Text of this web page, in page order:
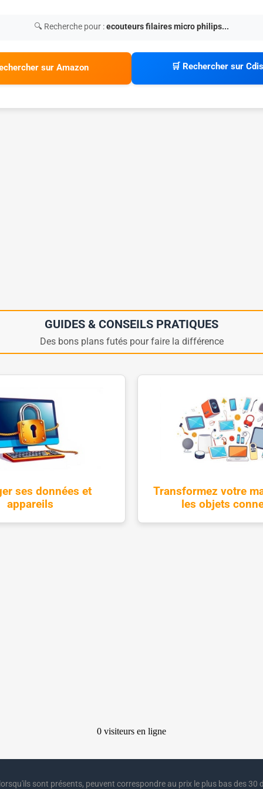
🔍 Recherche pour :ecouteurs filaires micro philips...
sur Amazon 🛒 Rechercher sur
GUIDES & CONSEILS PRATIQUES
Des bons plans futés pour faire la différence
ses données et
appareils
Transformez votre
les objets
sont présents, peuvent correspondre au prix le plus bas des 30